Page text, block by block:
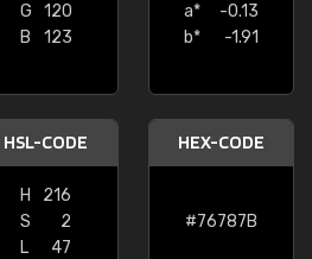
G
120
B
123
a*
-0.13
b*
-1.91
HSL-CODE
H
216
S
2
L
47
HEX-CODE
#76787B